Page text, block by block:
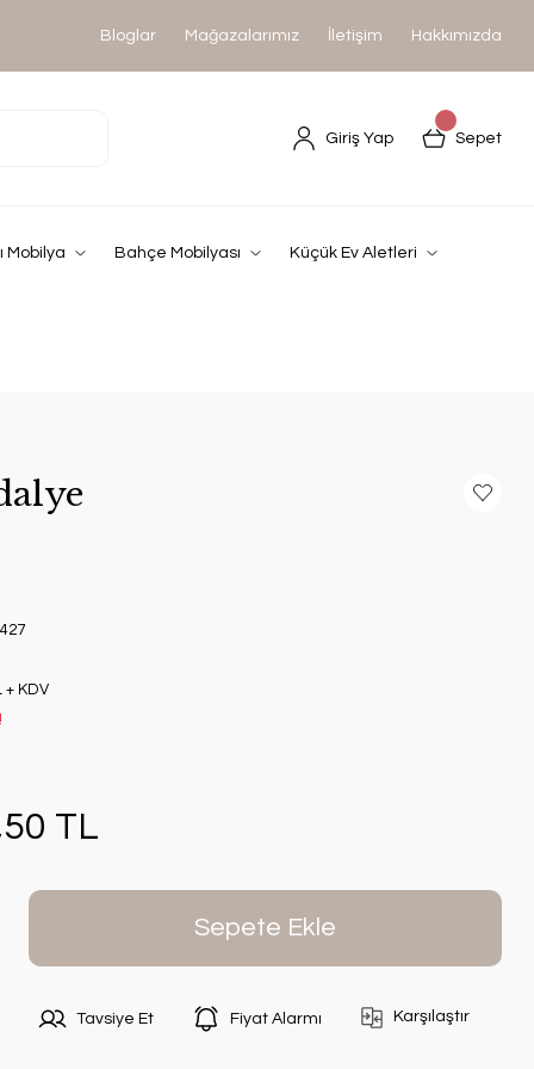
Bloglar Mağazalarımız İletişim Hakkımızda
Giriş Yap Sepet
Mobilya Bahçe Mobilyası Küçük Ev Aletleri
+ KDV
TL
Sepete Ekle
Tavsiye Et Fiyat Alarmı Karşılaştır